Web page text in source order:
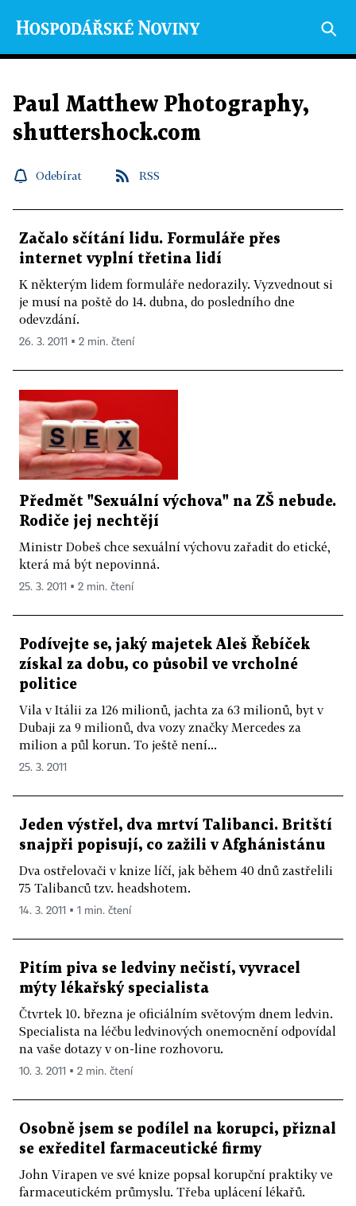
Paul Matthew Photography,
shuttershock.com
Odebírat RSS
Začalo sčítání lidu. Formuláře přes
internet vyplní třetina lidí
K některým lidem formuláře nedorazily. Vyzvednout si
je musí na poště do 14. dubna, do posledního dne
odevzdání.
26. 3. 2011 ▪ 2 min. čtení
Předmět "Sexuální výchova" na ZŠ nebude.
Rodiče jej nechtějí
Ministr Dobeš chce sexuální výchovu zařadit do etické,
která má být nepovinná.
25. 3. 2011 ▪ 2 min. čtení
Podívejte se, jaký majetek Aleš Řebíček
získal za dobu, co působil ve vrcholné
politice
Vila v Itálii za 126 milionů, jachta za 63 milionů, byt v
Dubaji za 9 milionů, dva vozy značky Mercedes za
milion a půl korun. To ještě není...
25. 3. 2011
Jeden výstřel, dva mrtví Talibanci. Britští
snajpři popisují, co zažili v Afghánistánu
Dva ostřelovači v knize líčí, jak během 40 dnů zastřelili
75 Talibanců tzv. headshotem.
14. 3. 2011 ▪ 1 min. čtení
Pitím piva se ledviny nečistí, vyvracel
mýty lékařský specialista
Čtvrtek 10. března je oficiálním světovým dnem ledvin.
Specialista na léčbu ledvinových onemocnění odpovídal
na vaše dotazy v on-line rozhovoru.
10. 3. 2011 ▪ 2 min. čtení
Osobně jsem se podílel na korupci, přiznal
se exředitel farmaceutické firmy
John Virapen ve své knize popsal korupční praktiky ve
farmaceutickém průmyslu. Třeba uplácení lékařů.